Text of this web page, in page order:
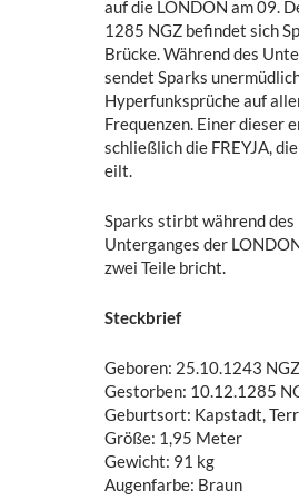
auf die LONDON am 09.
1285 NGZ befindet sich
Brücke. Während des
sendet Sparks
Hyperfunksprüche auf
Frequenzen. Einer dieser
schließlich die FREYJA,
eilt.
Sparks stirbt während des
Unterganges der
zwei Teile bricht.
Steckbrief
Geboren: 25.10.1243 NGZ
Gestorben: 10.12.1285
Geburtsort: Kapstadt,
Größe: 1,95 Meter
Gewicht: 91 kg
Augenfarbe: Braun